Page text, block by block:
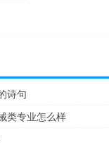
诗句
类专业怎么样